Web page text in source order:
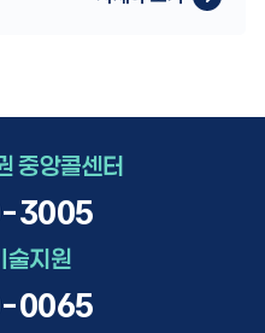
중앙콜센터
3005
술지원
0065